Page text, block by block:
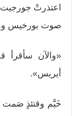
اعتذرتْ
صوت بورخيس
«والآن سأقرأ
أيريس».
خَيَّم وقتئذٍ صَمت